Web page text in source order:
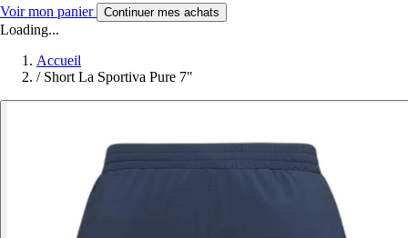
Voir mon panier Continuer mes achats
Loading...
Accueil
/ Short La Sportiva Pure 7"